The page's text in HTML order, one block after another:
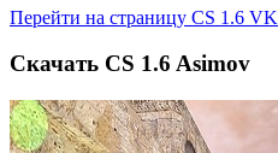
Перейти на страницу CS 1.6 VK
Скачать CS 1.6 Asimov